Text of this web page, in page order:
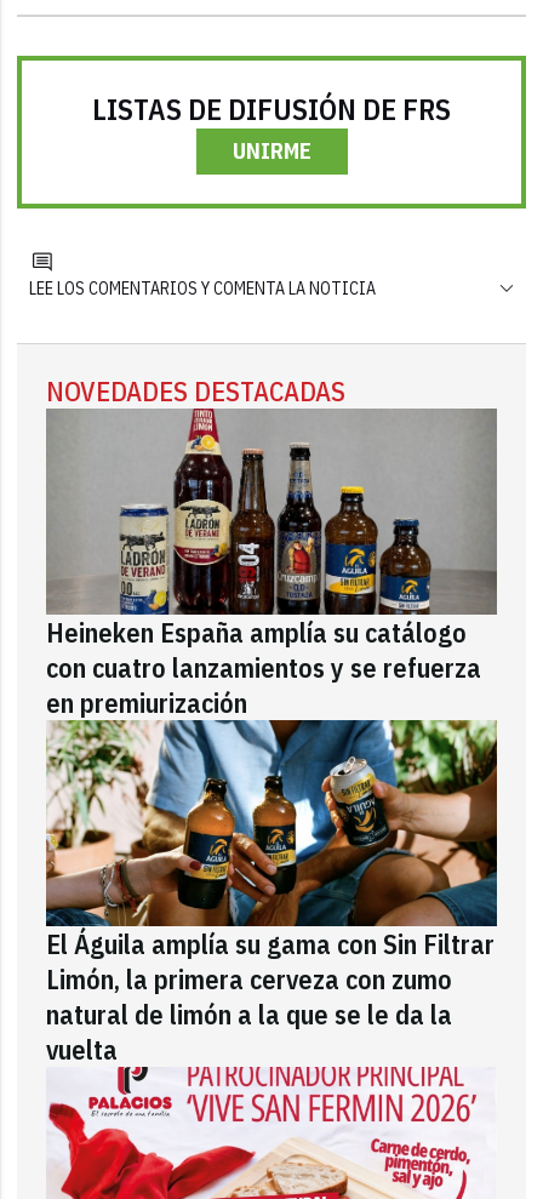
LISTAS DE DIFUSIÓN DE FRS
UNIRME
LEE LOS COMENTARIOS Y COMENTA LA NOTICIA
NOVEDADES DESTACADAS
Heineken España amplía su catálogo
con cuatro lanzamientos y se refuerza
en premiurización
El Águila amplía su gama con Sin Filtrar
Limón, la primera cerveza con zumo
natural de limón a la que se le da la
vuelta